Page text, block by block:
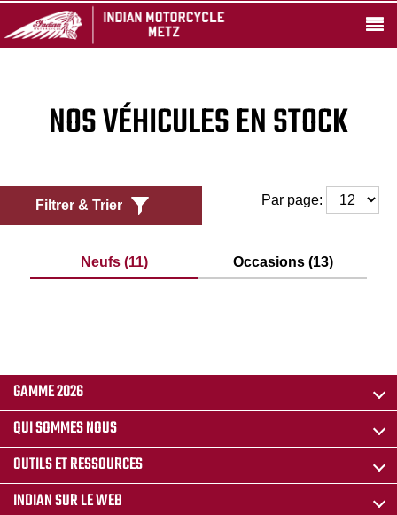
NOS VÉHICULES EN STOCK
Filtrer & Trier Par page:
Neufs (11) Occasions (13)
GAMME 2026
QUI SOMMES NOUS
OUTILS ET RESSOURCES
INDIAN SUR LE WEB